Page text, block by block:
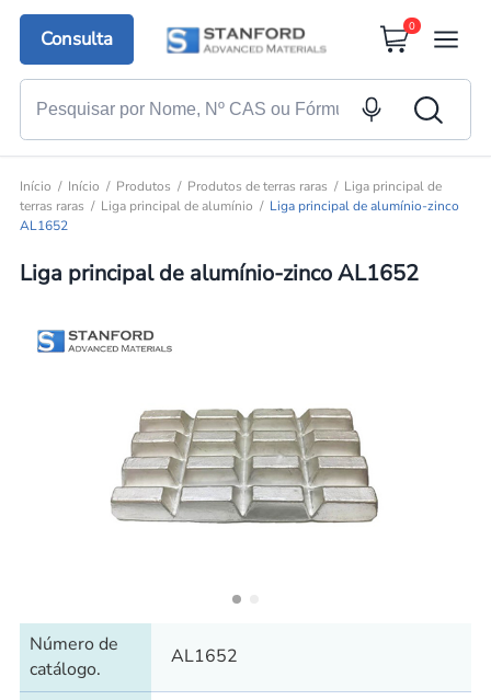
Consulta
0
Início Início Produtos Produtos de terras raras
Liga principal de
terras raras
Liga principal de alumínio
Liga principal de alumínio-zinco
AL1652
Liga principal de alumínio-zinco AL1652
Número de
catálogo.
AL1652